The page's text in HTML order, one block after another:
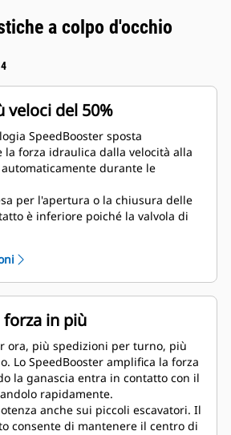
a colpo d'occhio
veloci del 50%
SpeedBooster sposta
la forza idraulica dalla velocità alla
durante le
per l'apertura o la chiusura delle
è inferiore poiché la valvola di
di frantumazione/taglio è
la ganascia è a contatto con il
forza in più
ora, più spedizioni per turno, più
Lo SpeedBooster amplifica la forza
la ganascia entra in contatto con il
rapidamente.
anche sui piccoli escavatori. Il
consente di mantenere il centro di